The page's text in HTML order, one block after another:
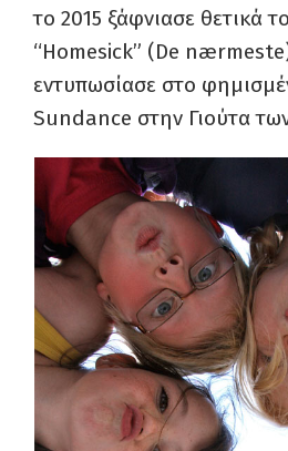
το 2015 ξάφνιασε θετικά
“Homesick” (De
εντυπωσίασε στο
Sundance στην Γιούτα